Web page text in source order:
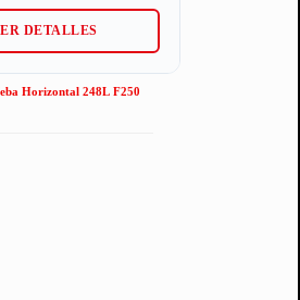
DETALLES
Horizontal 248L F250